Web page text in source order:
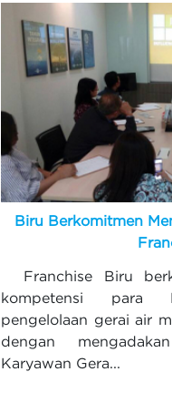
Biru Berkomitmen
Franchise Biru
kompetensi para
pengelolaan gerai air
dengan
Karyawan Gera...